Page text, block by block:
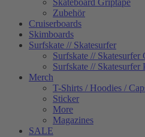
Skateboard Griptape
Zubehör
Cruiserboards
Skimboards
Surfskate // Skatesurfer
Surfskate // Skatesurfer
Surfskate // Skatesurfer
Merch
T-Shirts / Hoodies /
Sticker
More
Magazines
SALE